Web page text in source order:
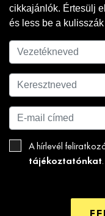
cikkajánlók. Értesülj
és less be a
A hírlevél
tájékoztatónkat.